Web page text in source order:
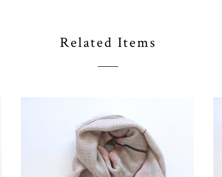
Related Items